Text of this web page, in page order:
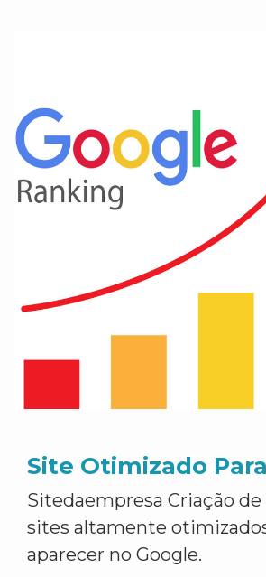
Site Otimizado
Sitedaempresa Criação de
sites altamente
aparecer no Google.